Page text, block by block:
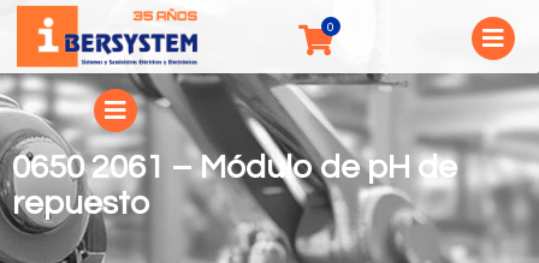
0650 2061 – Módulo de pH de
repuesto